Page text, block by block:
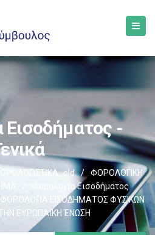
Εισοδήματος -
/
ΦΟΡΟΛΟΓΙΚΗ
Φορολογία Εισοδήματος
ΕΙΣΟΔΗΜΑΤΟΣ ΦΥΣΙΚΩΝ
ΕΥΡΩΠΑΪΚΗ ΈΝΩΣΗ